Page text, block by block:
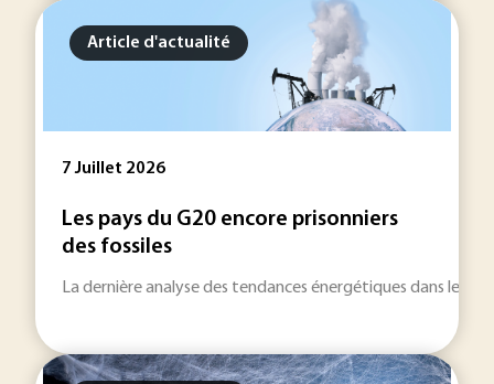
Article d'actualité
7 Juillet 2026
Les pays du G20 encore prisonniers
des fossiles
La dernière analyse des tendances énergétiques dans le